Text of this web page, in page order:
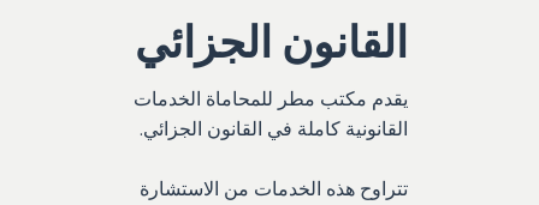
القانون الجزائي
يقدم مكتب مطر للمحاماة الخدمات
القانونية كاملة في القانون الجزائي.
تتراوح هذه الخدمات من الاستشارة